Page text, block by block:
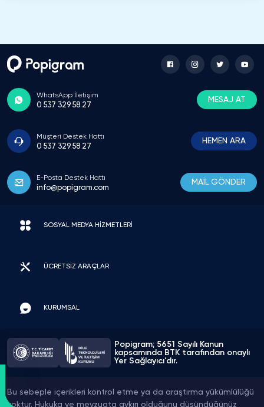
WhatsApp İletişim
0 537 329 58 27
MESAJ AT
Müşteri Destek Hattı
0 537 329 58 27
HEMEN ARA
E-Posta Destek Hattı
info@popigram.com
MAİL GÖNDER
SOSYAL MEDYA HİZMETLERİ
ÜCRETSİZ ARAÇLAR
KURUMSAL
Popigram; 5651 Sayılı Kanun
kapsamında BTK tarafından onaylı
Yer Sağlayıcı'dır.
Bu sebeple içerikleri kontrol etme ya da araştırma yükümlülüğü
yoktur. Hukuka ve mevzuata aykırı olduğunu düşündüğünüz